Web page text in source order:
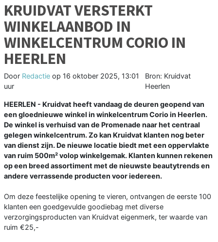
KRUIDVAT VERSTERKT
WINKELAANBOD IN
WINKELCENTRUM CORIO IN
HEERLEN
Door Redactie op 16 oktober 2025, 13:01
uur
Bron: Kruidvat
Heerlen
HEERLEN - Kruidvat heeft vandaag de deuren geopend van
een gloednieuwe winkel in winkelcentrum Corio in Heerlen.
De winkel is verhuisd van de Promenade naar het centraal
gelegen winkelcentrum. Zo kan Kruidvat klanten nog beter
van dienst zijn. De nieuwe locatie biedt met een oppervlakte
van ruim 500m² volop winkelgemak. Klanten kunnen rekenen
op een breed assortiment met de nieuwste beautytrends en
andere verrassende producten voor iedereen.
Om deze feestelijke opening te vieren, ontvangen de eerste 100
klanten een goedgevulde goodiebag met diverse
verzorgingsproducten van Kruidvat eigenmerk, ter waarde van
ruim €25,-